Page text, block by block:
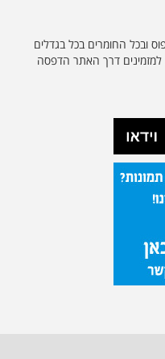
ובכל החומרים בכל בגדלים
דרך האתר הדפסה